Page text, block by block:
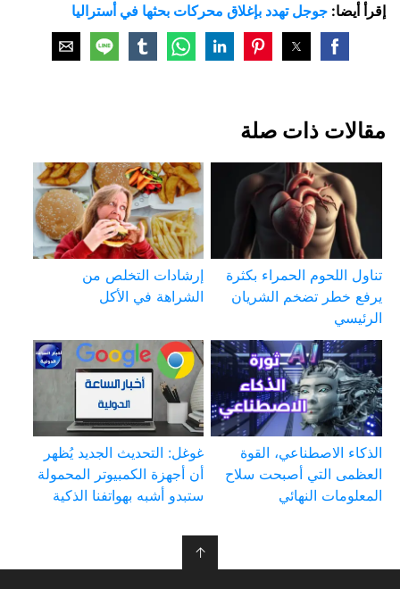
إقرأ أيضا: جوجل تهدد بإغلاق محركات بحثها في أستراليا
مقالات ذات صلة
تناول اللحوم الحمراء بكثرة
يرفع خطر تضخم الشريان
الرئيسي
إرشادات التخلص من
الشراهة في الأكل
الذكاء الاصطناعي، القوة
العظمى التي أصبحت سلاح
المعلومات النهائي
غوغل: التحديث الجديد يُظهر
أن أجهزة الكمبيوتر المحمولة
ستبدو أشبه بهواتفنا الذكية
↑